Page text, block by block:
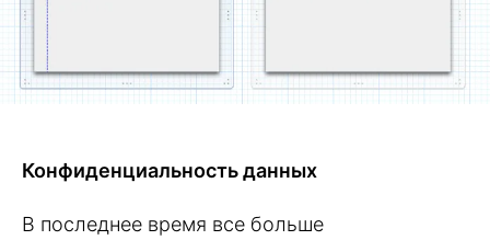
Конфиденциальность данных
В последнее время все больше